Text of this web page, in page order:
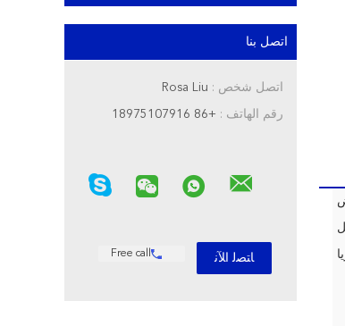
اتصل بنا
اتصل شخص :
رقم الهاتف : +86 18975107916
Free call